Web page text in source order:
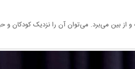
می‌برد. می‌توان آن را نزدیک کودکان و